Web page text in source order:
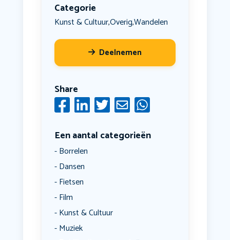
Categorie
Kunst & Cultuur,Overig,Wandelen
Deelnemen
Share
Een aantal categorieën
Borrelen
Dansen
Fietsen
Film
Kunst & Cultuur
Muziek